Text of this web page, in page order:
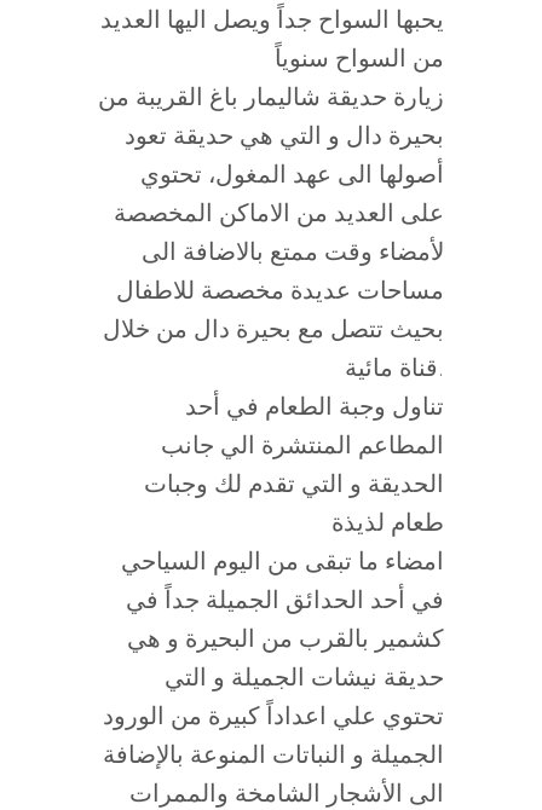
يحبها السواح جداً ويصل اليها العديد
من السواح سنوياً
زيارة حديقة شاليمار باغ القريبة من
بحيرة دال و التي هي حديقة تعود
أصولها الى عهد المغول، تحتوي
على العديد من الاماكن المخصصة
لأمضاء وقت ممتع بالاضافة الى
مساحات عديدة مخصصة للاطفال
بحيث تتصل مع بحيرة دال من خلال
قناة مائية.
تناول وجبة الطعام في أحد
المطاعم المنتشرة الي جانب
الحديقة و التي تقدم لك وجبات
طعام لذيذة
امضاء ما تبقى من اليوم السياحي
في أحد الحدائق الجميلة جداً في
كشمير بالقرب من البحيرة و هي
حديقة نيشات الجميلة و التي
تحتوي علي اعداداً كبيرة من الورود
الجميلة و النباتات المنوعة بالإضافة
الى الأشجار الشامخة والممرات